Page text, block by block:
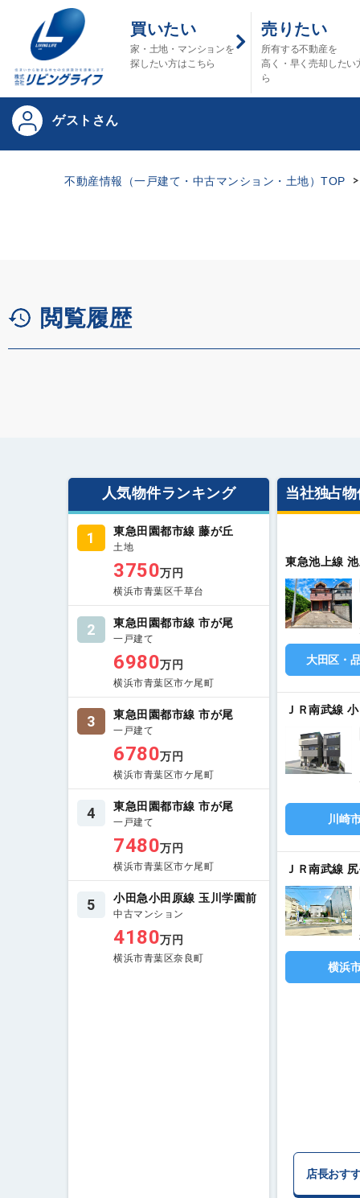
買いたい
家・土地・マンションを
探したい方はこちら
売りたい
所有する不動産を
高く・早く売却したい
ら
ゲストさん
不動産情報（一戸建て・中古マンション・土地）TOP
閲覧履歴
人気物件ランキング
1 東急田園都市線 藤が丘
土地
3750万円
横浜市青葉区千草台
2 東急田園都市線 市が尾
一戸建て
6980万円
横浜市青葉区市ケ尾町
3 東急田園都市線 市が尾
一戸建て
6780万円
横浜市青葉区市ケ尾町
4 東急田園都市線 市が尾
一戸建て
7480万円
横浜市青葉区市ケ尾町
5 小田急小田原線 玉川学園前
中古マンション
4180万円
横浜市青葉区奈良町
当社独占
東急池上線
大田区・
ＪＲ南武線
川崎
ＪＲ南武線
横浜
店長おす